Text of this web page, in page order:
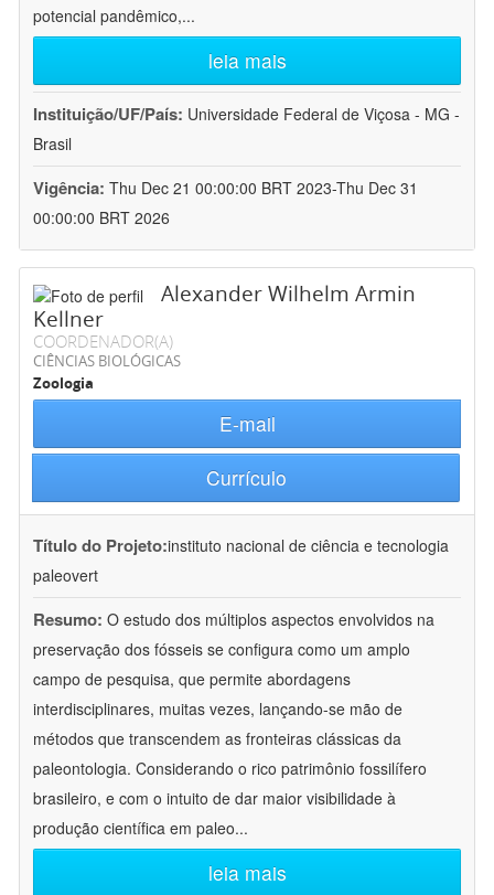
potencial pandêmico,...
leia mais
Instituição/UF/País: Universidade Federal de Viçosa - MG -
Brasil
Vigência: Thu Dec 21 00:00:00 BRT 2023-Thu Dec 31
00:00:00 BRT 2026
Alexander Wilhelm Armin
Kellner
COORDENADOR(A)
CIÊNCIAS BIOLÓGICAS
Zoologia
E-mail
Currículo
Título do Projeto:instituto nacional de ciência e tecnologia
paleovert
Resumo: O estudo dos múltiplos aspectos envolvidos na
preservação dos fósseis se configura como um amplo
campo de pesquisa, que permite abordagens
interdisciplinares, muitas vezes, lançando-se mão de
métodos que transcendem as fronteiras clássicas da
paleontologia. Considerando o rico patrimônio fossilífero
brasileiro, e com o intuito de dar maior visibilidade à
produção científica em paleo...
leia mais